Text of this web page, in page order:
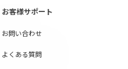
お客様サポート
お問い合わせ
よくある質問